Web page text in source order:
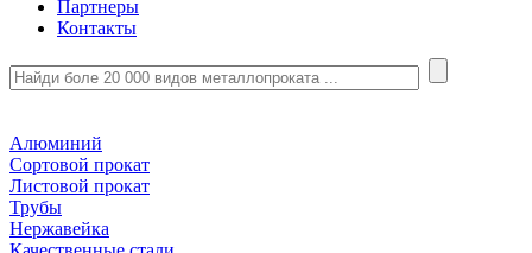
Партнеры
Контакты
Алюминий
Сортовой прокат
Листовой прокат
Трубы
Нержавейка